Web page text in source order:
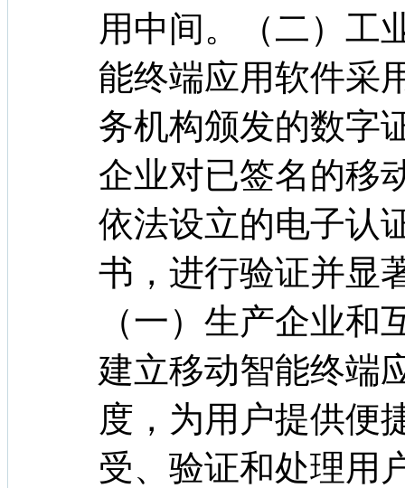
用中间。（二）工
能终端应用软件采
务机构颁发的数字
企业对已签名的移
依法设立的电子认
书，进行验证并显
（一）生产企业
建立移动智能终端
度，为用户提供便
受、验证和处理用